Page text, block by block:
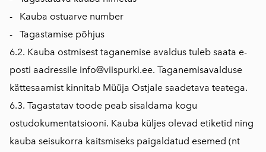
- Kauba ostuarve number
- Tagastamise põhjus
6.2. Kauba ostmisest taganemise avaldus tuleb saata e-
posti aadressile info@viispurki.ee. Taganemisavalduse
kättesaamist kinnitab Müüja Ostjale saadetava teatega.
6.3. Tagastatav toode peab sisaldama kogu
ostudokumentatsiooni. Kauba küljes olevad etiketid ning
kauba seisukorra kaitsmiseks paigaldatud esemed (nt